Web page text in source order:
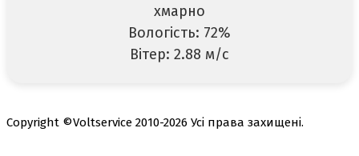
хмарно
Вологість: 72%
Вітер: 2.88 м/с
Copyright ©Voltservice 2010-2026 Усі права захищені.